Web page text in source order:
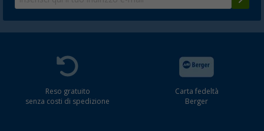
Reso gratuito
senza costi di spedizione
Carta fedeltà
Berger